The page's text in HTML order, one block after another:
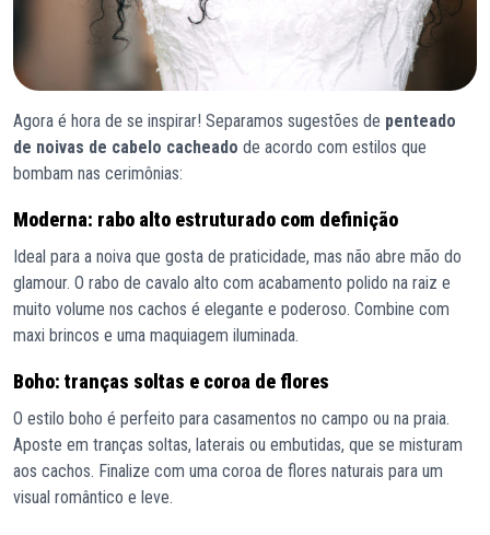
Agora é hora de se inspirar! Separamos sugestões de penteado
de noivas de cabelo cacheado de acordo com estilos que
bombam nas cerimônias:
Moderna: rabo alto estruturado com definição
Ideal para a noiva que gosta de praticidade, mas não abre mão do
glamour. O rabo de cavalo alto com acabamento polido na raiz e
muito volume nos cachos é elegante e poderoso. Combine com
maxi brincos e uma maquiagem iluminada.
Boho: tranças soltas e coroa de flores
O estilo boho é perfeito para casamentos no campo ou na praia.
Aposte em tranças soltas, laterais ou embutidas, que se misturam
aos cachos. Finalize com uma coroa de flores naturais para um
visual romântico e leve.